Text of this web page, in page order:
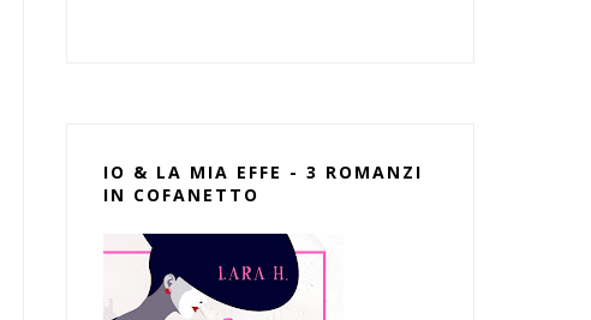
IO & LA MIA EFFE - 3 ROMANZI
IN COFANETTO